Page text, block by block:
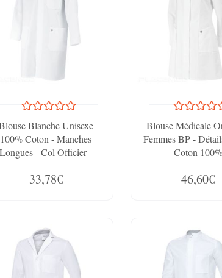
Blanche Unisexe
100% Coton - Manches
Longues - Col Officier -
Fente D’Aisance
33,78€
Blouse Médicale
Femmes BP -
Coton 100%
46,60€